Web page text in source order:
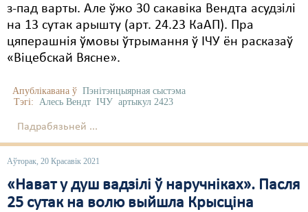
з-пад варты. Але ўжо 30 сакавіка Вендта асудзілі
на 13 сутак арышту (арт. 24.23 КаАП). Пра
цяперашнія ўмовы ўтрымання ў ІЧУ ён расказаў
«Віцебскай Вясне».
Апублікавана ў Пэнітэнцыярная сыстэма
Тэгі: Алесь Вендт ІЧУ артыкул 2423
Падрабязьней ...
Аўторак, 20 Красавік 2021
«Нават у душ вадзілі ў наручніках». Пасля
25 сутак на волю выйшла Крысціна